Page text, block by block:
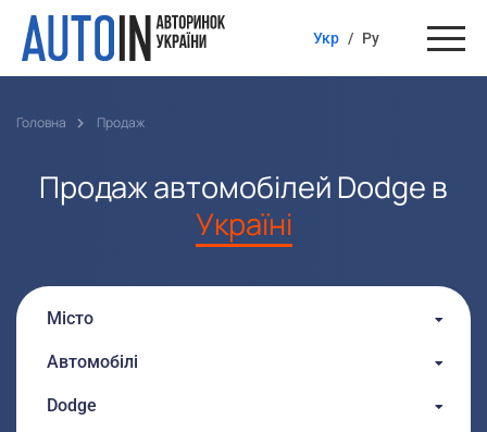
Укр / Ру
Головна Продаж
Продаж автомобілей Dodge в
Україні
Місто
Автомобілі
Dodge